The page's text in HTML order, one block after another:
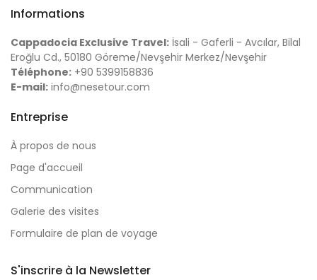
Informations
Cappadocia Exclusive Travel: İsali - Gaferli - Avcılar, Bilal
Eroğlu Cd., 50180 Göreme/Nevşehir Merkez/Nevşehir
Téléphone: +90 5399158836
E-mail: info@nesetour.com
Entreprise
À propos de nous
Page d'accueil
Communication
Galerie des visites
Formulaire de plan de voyage
S'inscrire à la Newsletter